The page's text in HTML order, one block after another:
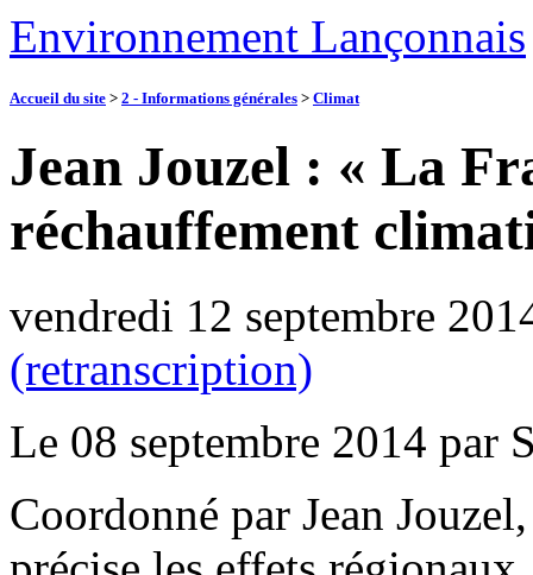
Environnement Lançonnais
Accueil du site > 2 - Informations générales > Climat
Jean Jouzel : « La
réchauffement
vendredi 12 septembre
(retranscription)
Le 08 septembre 2014 par
Coordonné par Jean